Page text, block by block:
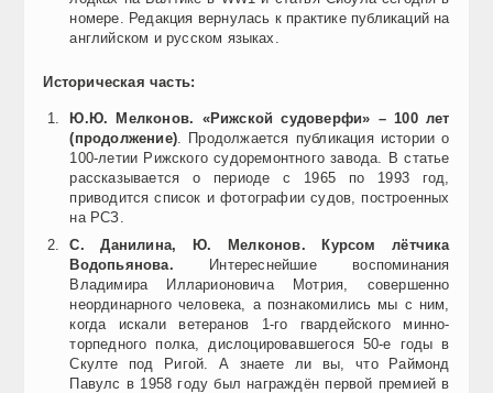
номере. Редакция вернулась к практике публикаций на
английском и русском языках.
Историческая часть:
Ю.Ю. Мелконов. «Рижской судоверфи» – 100 лет
(продолжение). Продолжается публикация истории о
100-летии Рижского судоремонтного завода. В статье
рассказывается о периоде с 1965 по 1993 год,
приводится список и фотографии судов, построенных
на РСЗ.
С. Данилина, Ю. Мелконов. Курсом лётчика
Водопьянова. Интереснейшие воспоминания
Владимира Илларионовича Мотрия, совершенно
неординарного человека, а познакомились мы с ним,
когда искали ветеранов 1-го гвардейского минно-
торпедного полка, дислоцировавшегося 50-е годы в
Скулте под Ригой. А знаете ли вы, что Раймонд
Павулс в 1958 году был награждён первой премией в